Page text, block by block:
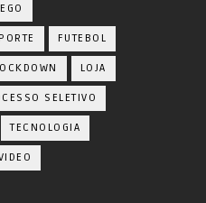
FUTEBOL
LOJA
SELETIVO
TECNOLOGIA